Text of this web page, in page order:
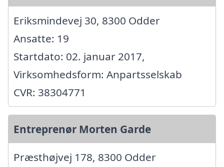
Eriksmindevej 30, 8300 Odder
Ansatte: 19
Startdato: 02. januar 2017,
Virksomhedsform: Anpartsselskab
CVR: 38304771
Entreprenør Morten Garde
Præsthøjvej 178, 8300 Odder